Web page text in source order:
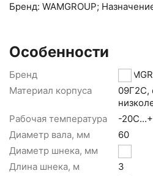
Бренд: WAMGROUP;
Особенности
Бренд
Материал корпуса
09Г2С,
Рабочая температура
-
Диаметр вала, мм
60
Диаметр шнека, мм
Длина шнека, м
3